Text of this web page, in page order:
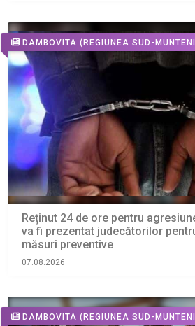
DAMBOVITA (REGIUNEA SUD-
Reținut 24 de ore pentru
va fi prezentat judecătorilor
măsuri preventive
07.08.2026
DAMBOVITA (REGIUNEA SUD-